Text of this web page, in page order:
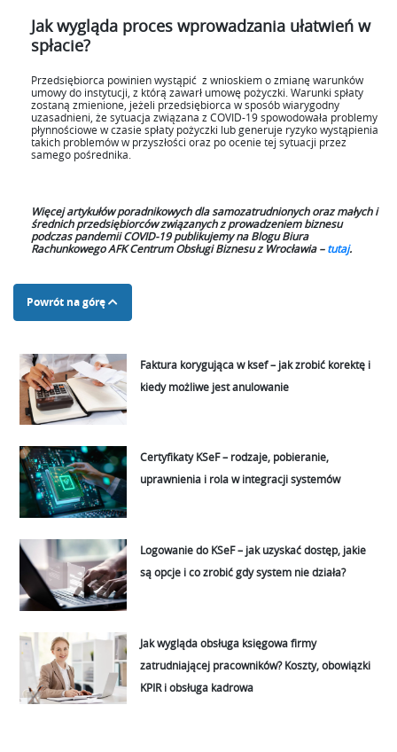
Jak wygląda proces wprowadzania ułatwień w
spłacie?
Przedsiębiorca powinien wystąpić z wnioskiem o zmianę warunków
umowy do instytucji, z którą zawarł umowę pożyczki. Warunki spłaty
zostaną zmienione, jeżeli przedsiębiorca w sposób wiarygodny
uzasadnieni, że sytuacja związana z COVID-19 spowodowała problemy
płynnościowe w czasie spłaty pożyczki lub generuje ryzyko wystąpienia
takich problemów w przyszłości oraz po ocenie tej sytuacji przez
samego pośrednika.
Więcej artykułów poradnikowych dla samozatrudnionych oraz małych i
średnich przedsiębiorców związanych z prowadzeniem biznesu
podczas pandemii COVID-19 publikujemy na Blogu Biura
Rachunkowego AFK Centrum Obsługi Biznesu z Wrocławia –tutaj.
Powrót na górę
Faktura korygująca w ksef – jak zrobić korektę i
kiedy możliwe jest anulowanie
Certyfikaty KSeF – rodzaje, pobieranie,
uprawnienia i rola w integracji systemów
Logowanie do KSeF – jak uzyskać dostęp, jakie
są opcje i co zrobić gdy system nie działa?
Jak wygląda obsługa księgowa firmy
zatrudniającej pracowników? Koszty, obowiązki
KPIR i obsługa kadrowa